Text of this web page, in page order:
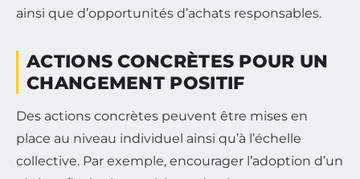
ainsi que d’opportunités d’achats responsables.
ACTIONS CONCRÈTES POUR UN
CHANGEMENT POSITIF
Des actions concrètes peuvent être mises en
place au niveau individuel ainsi qu’à l’échelle
collective. Par exemple, encourager l’adoption d’un